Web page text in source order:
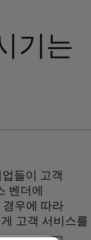
기는
들이 고객
벤더에
우에 따라
고객 서비스를